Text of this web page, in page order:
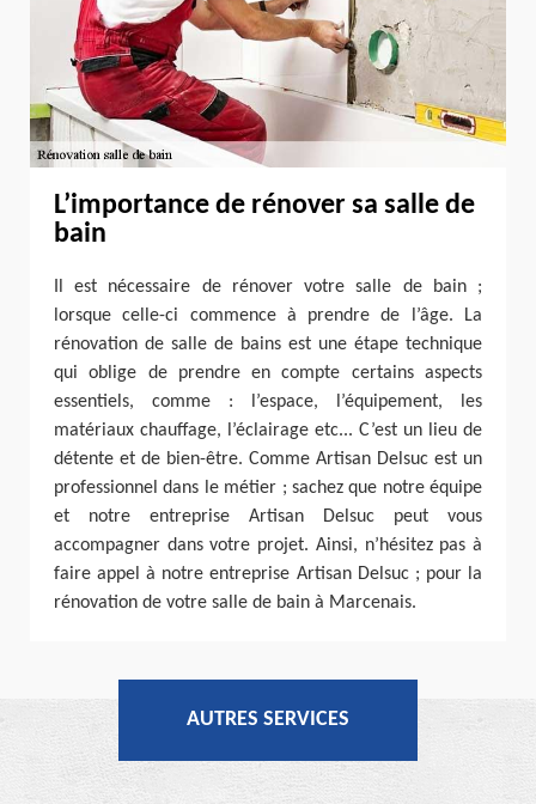
L’importance de rénover sa salle de
bain
Il est nécessaire de rénover votre salle de bain ;
lorsque celle-ci commence à prendre de l’âge. La
rénovation de salle de bains est une étape technique
qui oblige de prendre en compte certains aspects
essentiels, comme : l’espace, l’équipement, les
matériaux chauffage, l’éclairage etc... C’est un lieu de
détente et de bien-être. Comme Artisan Delsuc est un
professionnel dans le métier ; sachez que notre équipe
et notre entreprise Artisan Delsuc peut vous
accompagner dans votre projet. Ainsi, n’hésitez pas à
faire appel à notre entreprise Artisan Delsuc ; pour la
rénovation de votre salle de bain à Marcenais.
AUTRES SERVICES